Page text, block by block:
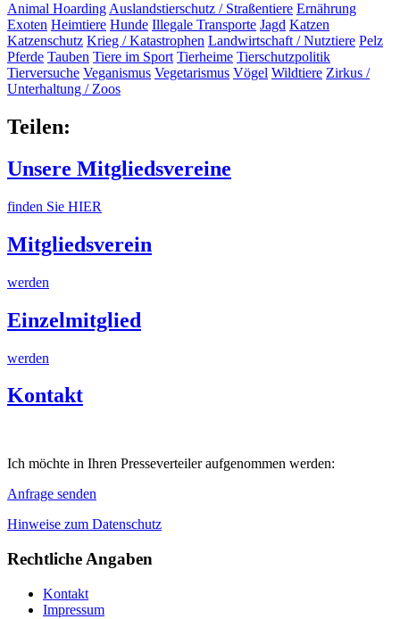
Animal Hoarding Auslandstierschutz / Straßentiere Ernährung
Exoten Heimtiere Hunde Illegale Transporte Jagd Katzen
Katzenschutz Krieg / Katastrophen Landwirtschaft / Nutztiere Pelz
Pferde Tauben Tiere im Sport Tierheime Tierschutzpolitik
Tierversuche Veganismus Vegetarismus Vögel Wildtiere Zirkus /
Unterhaltung / Zoos
Teilen:
Unsere Mitgliedsvereine
finden Sie HIER
Mitgliedsverein
werden
Einzelmitglied
werden
Kontakt
Ich möchte in Ihren Presseverteiler aufgenommen werden:
Anfrage senden
Hinweise zum Datenschutz
Rechtliche Angaben
Kontakt
Impressum